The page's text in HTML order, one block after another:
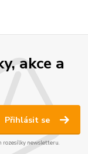
akce a
Přihlásit se
rozesílky newsletteru.